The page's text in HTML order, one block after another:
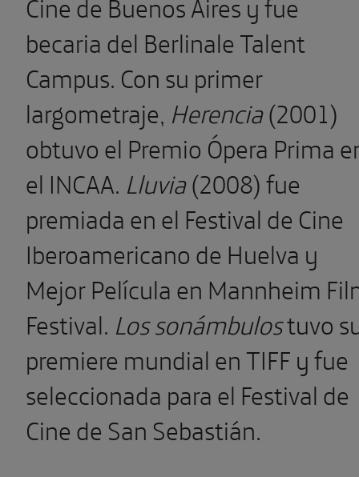
becaria del Berlinale Talent
Campus. Con su primer
largometraje, Herencia(2001)
obtuvo el Premio Ópera Prima
el INCAA. Lluvia(2008) fue
premiada en el Festival de Cine
Iberoamericano de Huelva y
Mejor Película en Mannheim
Festival. Los sonámbulostuvo
premiere mundial en TIFF y fue
seleccionada para el Festival de
Cine de San Sebastián.